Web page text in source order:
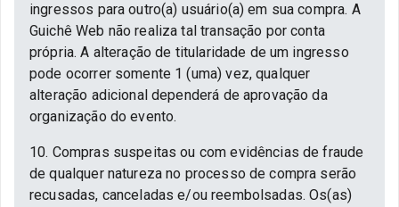
ingressos para outro(a) usuário(a) em sua compra. A
Guichê Web não realiza tal transação por conta
própria. A alteração de titularidade de um ingresso
pode ocorrer somente 1 (uma) vez, qualquer
alteração adicional dependerá de aprovação da
organização do evento.
10. Compras suspeitas ou com evidências de fraude
de qualquer natureza no processo de compra serão
recusadas, canceladas e/ou reembolsadas. Os(as)